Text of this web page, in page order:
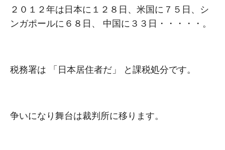
２０１２年は⽇本に１２８⽇、⽶国に７５⽇、シ
ンガポールに６８⽇、 中国に３３⽇・・・・・。
税務署は 「⽇本居住者だ」 と課税処分です。
争いになり舞台は裁判所に移ります。